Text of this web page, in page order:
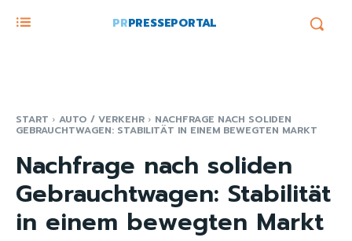
PRPRESSEPORTAL
START AUTO / VERKEHR NACHFRAGE NACH SOLIDEN
GEBRAUCHTWAGEN: STABILITÄT IN EINEM BEWEGTEN MARKT
Nachfrage nach soliden
Gebrauchtwagen: Stabilität
in einem bewegten Markt